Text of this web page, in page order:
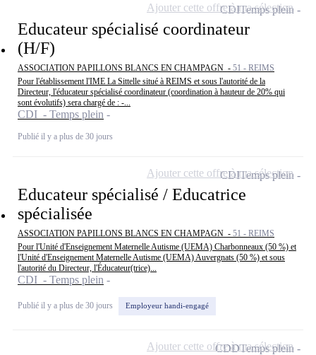
Educateur spécialisé coordinateur
(H/F)
ASSOCIATION PAPILLONS BLANCS EN CHAMPAGN - 51 - REIMS
Pour l'établissement l'IME La Sittelle situé à REIMS et sous l'autorité de la
Directeur, l'éducateur spécialisé coordinateur (coordination à hauteur de 20% qui
sont évolutifs) sera chargé de : -...
CDI - Temps plein
Publié il y a plus de 30 jours
CDITemps plein
Ajouter cette offre à ma sélection
Educateur spécialisé / Educatrice
spécialisée
ASSOCIATION PAPILLONS BLANCS EN CHAMPAGN - 51 - REIMS
Pour l'Unité d'Enseignement Maternelle Autisme (UEMA) Charbonneaux (50 %) et
l'Unité d'Enseignement Maternelle Autisme (UEMA) Auvergnats (50 %) et sous
l'autorité du Directeur, l'Éducateur(trice)...
CDI - Temps plein
Publié il y a plus de 30 jours Employeur handi-engagé
CDITemps plein
Ajouter cette offre à ma sélection
CDDTemps plein
Ajouter cette offre à ma sélection